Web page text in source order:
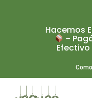
Hacemos
-